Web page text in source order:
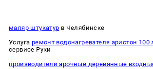
маляр штукатур в Челябинске
Услуга ремонт водонагревателя аристон 100
сервисе Руки
производители арочные деревянные